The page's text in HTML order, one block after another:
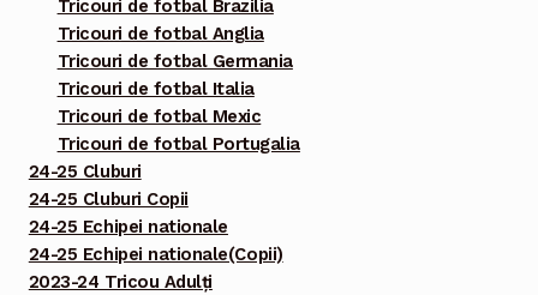
Tricouri de fotbal Brazilia
Tricouri de fotbal Anglia
Tricouri de fotbal Germania
Tricouri de fotbal Italia
Tricouri de fotbal Mexic
Tricouri de fotbal Portugalia
24-25 Cluburi
24-25 Cluburi Copii
24-25 Echipei nationale
24-25 Echipei nationale(Copii)
2023-24 Tricou Adulți